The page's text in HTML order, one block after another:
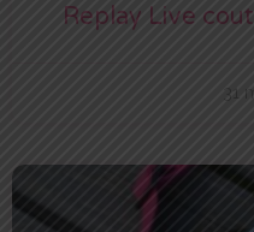
Replay Live
31